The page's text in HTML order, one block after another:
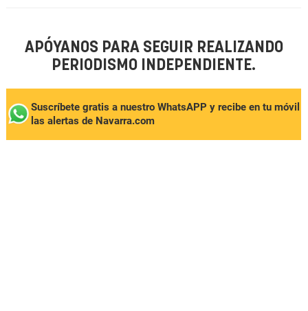
APÓYANOS PARA SEGUIR REALIZANDO
PERIODISMO INDEPENDIENTE.
Suscríbete gratis a nuestro WhatsAPP y recibe en tu móvil
las alertas de Navarra.com